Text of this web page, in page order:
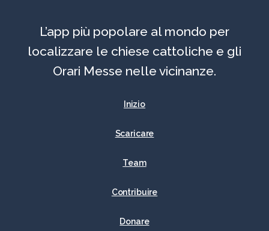
L’app più popolare al mondo per
localizzare le chiese cattoliche e gli
Orari Messe nelle vicinanze.
Inizio
Scaricare
Team
Contribuire
Donare